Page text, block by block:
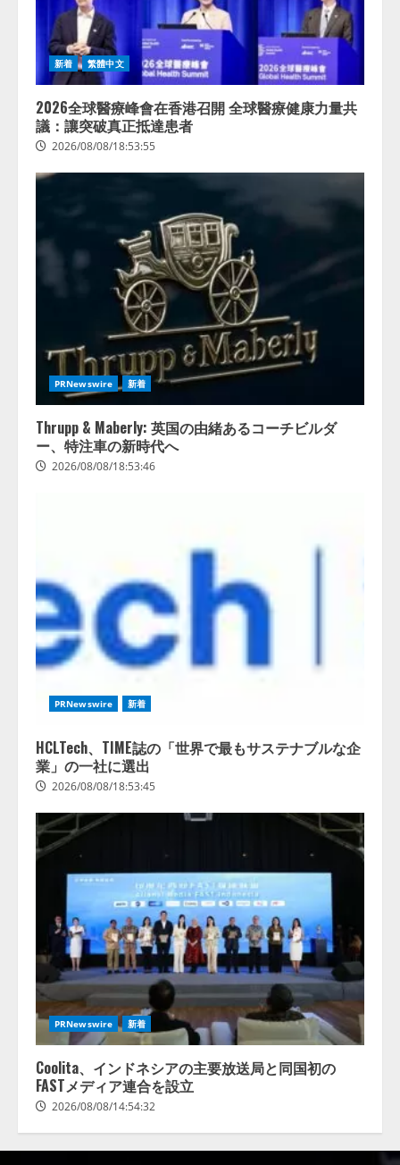
2026/08/07/13:53:50
ナレッジワーク、AIエンジニア油
井 誠（@myui）が入社。「セール
スAIエージェントOS」「営業領域
の業界特化LLM」の開発とAI研究
開発をリード
2026/08/07/10:54:31
新着 繁體中文
2026全球醫療峰會在香港召開 全球醫療健康力量共
議：讓突破真正抵達患者
2026/08/08/18:53:55
PRNewswire 新着
Thrupp & Maberly: 英国の由緒あるコーチビルダ
ー、特注車の新時代へ
2026/08/08/18:53:46
PRNewswire 新着
HCLTech、TIME誌の「世界で最もサステナブルな企
業」の一社に選出
2026/08/08/18:53:45
PRNewswire 新着
Coolita、インドネシアの主要放送局と同国初の
FASTメディア連合を設立
2026/08/08/14:54:32